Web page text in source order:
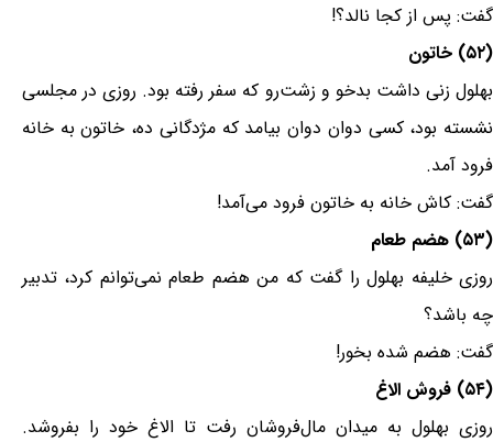
گفت: پس از کجا نالد؟!
(۵۲) خاتون
بهلول زنی داشت بدخو و زشت‌رو که سفر رفته بود. روزی در مجلسی
نشسته بود، کسی دوان دوان بیامد که مژدگانی ده، خاتون به خانه
فرود آمد.
گفت: کاش خانه به خاتون فرود می‌آمد!
(۵۳) هضم طعام
روزی خلیفه بهلول را گفت که من هضم طعام نمی‌توانم کرد، تدبیر
چه باشد؟
گفت: هضم شده بخور!
(۵۴) فروش الاغ
روزی بهلول به میدان مال‌فروشان رفت تا الاغ خود را بفروشد.